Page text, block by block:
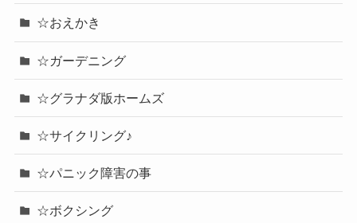
☆おえかき
☆ガーデニング
☆グラナダ版ホームズ
☆サイクリング♪
☆パニック障害の事
☆ボクシング